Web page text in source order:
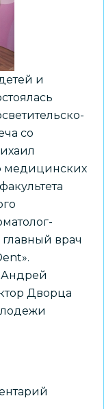
и
со
медицинских
главный врач
Андрей
Дворца